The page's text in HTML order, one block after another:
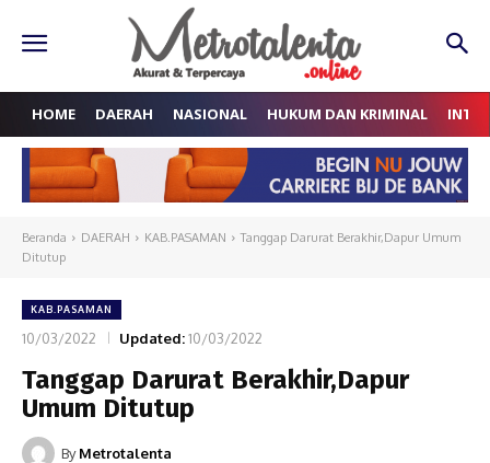
HOME DAERAH NASIONAL HUKUM DAN KRIMINAL
Beranda DAERAH KAB.PASAMAN
Tanggap Darurat Berakhir,Dapur Umum
Ditutup
KAB.PASAMAN
10/03/2022 Updated:10/03/2022
Tanggap Darurat Berakhir,Dapur
Umum Ditutup
By Metrotalenta